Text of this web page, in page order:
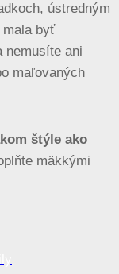
ústredným
mala byť
nemusíte ani
maľovaných
štýle ako
mäkkými